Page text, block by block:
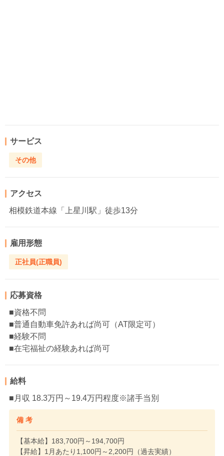
サービス
その他
アクセス
相模鉄道本線「上星川駅」徒歩13分
雇用形態
正社員(正職員)
応募資格
■資格不問
■普通自動車免許あれば尚可（AT限定可）
■経験不問
■在宅福祉の経験あれば尚可
給料
■月収 18.3万円～19.4万円程度※諸手当別
備 考
【基本給】183,700円～194,700円
【昇給】1月あたり1,100円～2,200円（過去実績）